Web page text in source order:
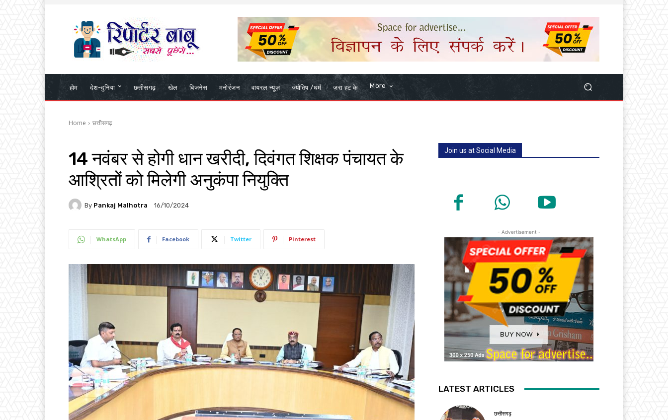
होम देश-दुनिया छत्तीसगढ़ खेल बिजनेस मनोरंजन वायरल न्यूज़ ज्योतिष /धर्म ज़रा हट के More
Home छत्तीसगढ़
14 नवंबर से होगी धान खरीदी, दिवंगत शिक्षक पंचायत के
आश्रितों को मिलेगी अनुकंपा नियुक्ति
By Pankaj Malhotra 16/10/2024
WhatsApp Facebook Twitter Pinterest
Join us at Social Media
- Advertisement -
LATEST ARTICLES
छत्तीसगढ़